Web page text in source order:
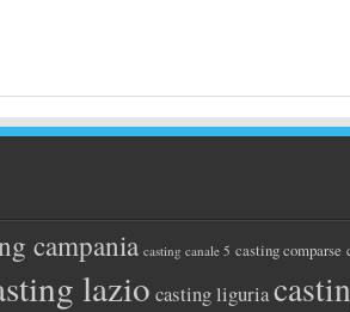
campania casting canale 5 casting comparse
lazio casting liguria